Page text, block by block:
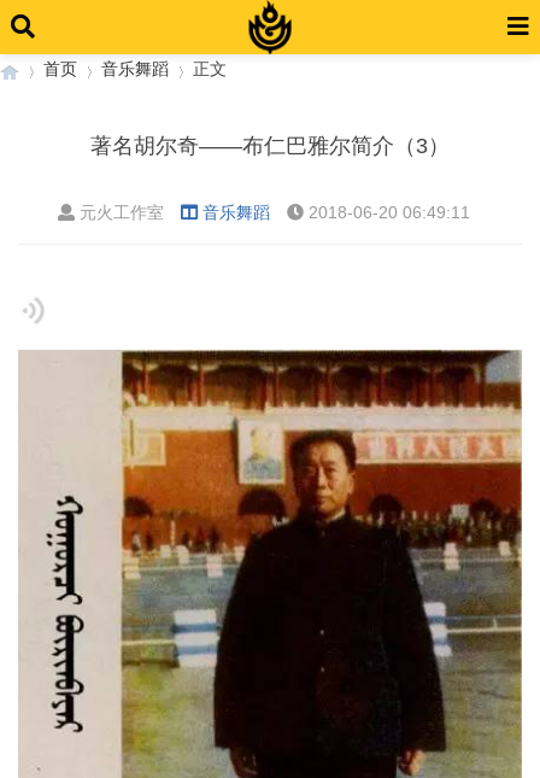
首页 音乐舞蹈 正文
著名胡尔奇——布仁巴雅尔简介（3）
元火工作室 音乐舞蹈 2018-06-20 06:49:11